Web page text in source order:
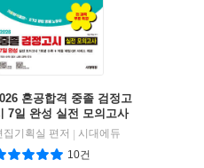
혼공합격 중졸 검정고
7일 완성 실전 모의고사
분 + 전 과목 무료 특강
집기획실 편저
시대에듀
10건